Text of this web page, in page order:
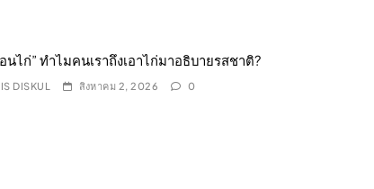
นไก่” ทำไมคนเราถึงเอาไก่มาอธิบายรสชาติ?
DISKUL สิงหาคม 2, 2026 0